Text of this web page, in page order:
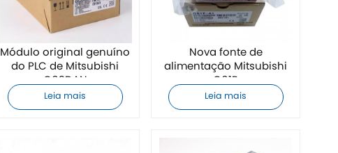
Módulo original genuíno
do PLC de Mitsubishi
Q62DAN
Leia mais
Nova fonte de
alimentação Mitsubishi
Q61P
Leia mais